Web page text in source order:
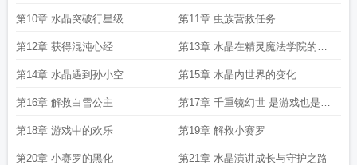
第10章 水晶突破行星级 第11章 虫族营救任务
第12章 获得混沌心经 第13章 水晶在精灵魔法学院的演
讲
第14章 水晶遇到孙小空 第15章 水晶内世界的变化
第16章 解救白雪公主 第17章 千重镜幻世 是游戏也是试
炼
第18章 游戏中的欢乐 第19章 解救小赛罗
第20章 小赛罗的黑化 第21章 水晶演讲成长与守护之路